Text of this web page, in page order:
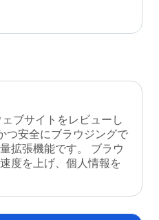
ブサイトをレビューし
つ安全にブラウジングで
拡張機能です。 ブラウ
度を上げ、個人情報を